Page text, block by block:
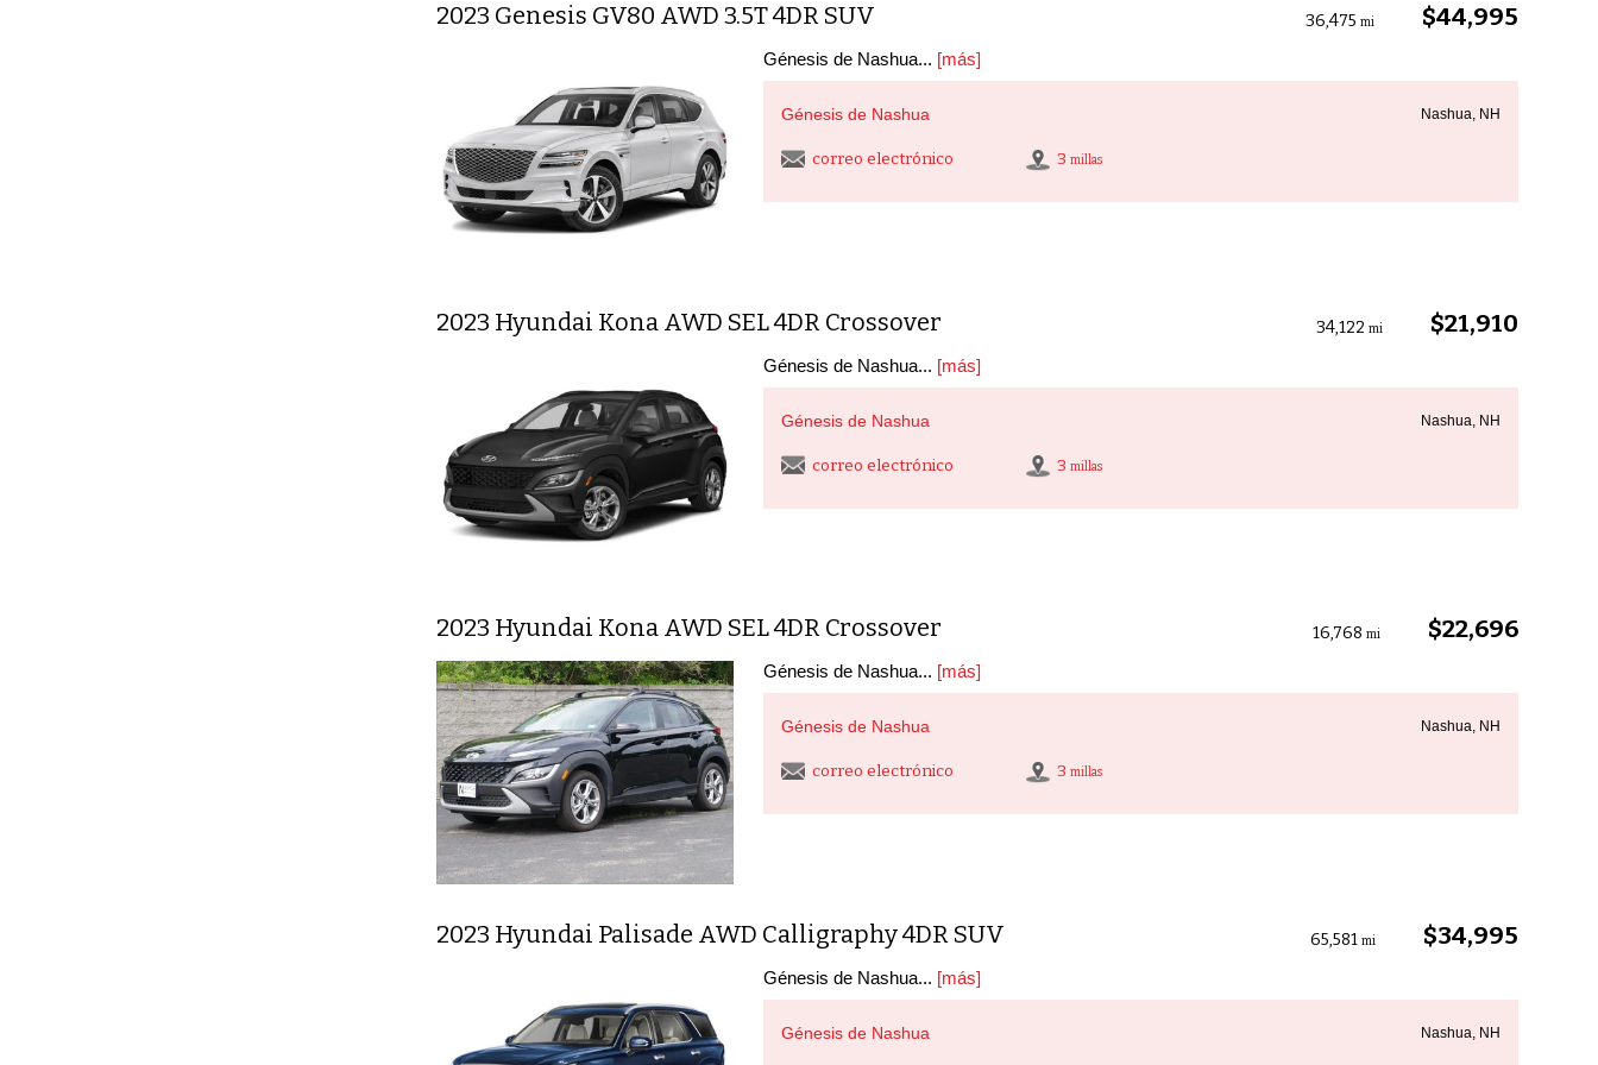
2023 Genesis GV80 AWD 3.5T 4DR SUV $44,995
36,475 mi
Génesis de Nashua... [más]
Génesis de Nashua Nashua, NH
correo electrónico 3 millas
2023 Hyundai Kona AWD SEL 4DR Crossover $21,910
34,122 mi
Génesis de Nashua... [más]
Génesis de Nashua Nashua, NH
correo electrónico 3 millas
2023 Hyundai Kona AWD SEL 4DR Crossover $22,696
16,768 mi
Génesis de Nashua... [más]
Génesis de Nashua Nashua, NH
correo electrónico 3 millas
2023 Hyundai Palisade AWD Calligraphy 4DR SUV $34,995
65,581 mi
Génesis de Nashua... [más]
Génesis de Nashua Nashua, NH